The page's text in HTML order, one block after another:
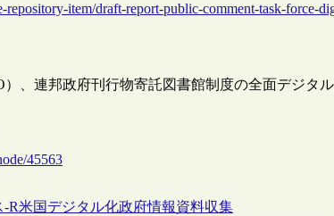
item/draft-report-public-comment-task-force-
）、連邦政府刊行物寄託図書館制度の全面デジタ
45563
R米国 デジタル化政府情報資料収集